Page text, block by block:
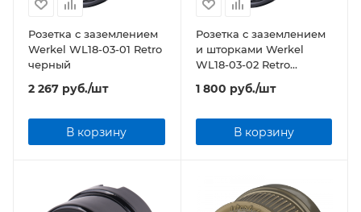
Розетка с заземлением
Werkel WL18-03-01 Retro
черный
2 267 руб./шт
В корзину
Розетка с заземлением
и шторками Werkel
WL18-03-02 Retro
1 800 руб./шт
В корзину